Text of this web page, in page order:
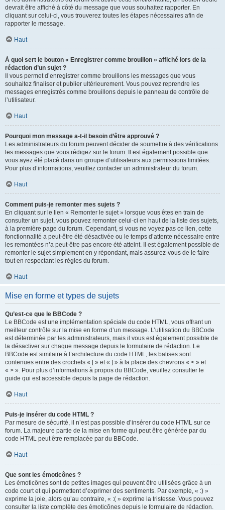
devrait être affiché à côté du message que vous souhaitez rapporter. En
cliquant sur celui-ci, vous trouverez toutes les étapes nécessaires afin de
rapporter le message.
Haut
À quoi sert le bouton « Enregistrer comme brouillon » affiché lors de la
rédaction d’un sujet ?
Il vous permet d’enregistrer comme brouillons les messages que vous
souhaitez finaliser et publier ultérieurement. Vous pouvez reprendre les
messages enregistrés comme brouillons depuis le panneau de contrôle de
l’utilisateur.
Haut
Pourquoi mon message a-t-il besoin d’être approuvé ?
Les administrateurs du forum peuvent décider de soumettre à des vérifications
les messages que vous rédigez sur le forum. Il est également possible que
vous ayez été placé dans un groupe d’utilisateurs aux permissions limitées.
Pour plus d’informations, veuillez contacter un administrateur du forum.
Haut
Comment puis-je remonter mes sujets ?
En cliquant sur le lien « Remonter le sujet » lorsque vous êtes en train de
consulter un sujet, vous pouvez remonter celui-ci en haut de la liste des sujets,
à la première page du forum. Cependant, si vous ne voyez pas ce lien, cette
fonctionnalité a peut-être été désactivée ou le temps d’attente nécessaire entre
les remontées n’a peut-être pas encore été atteint. Il est également possible de
remonter le sujet simplement en y répondant, mais assurez-vous de le faire
tout en respectant les règles du forum.
Haut
Mise en forme et types de sujets
Qu’est-ce que le BBCode ?
Le BBCode est une implémentation spéciale du code HTML, vous offrant un
meilleur contrôle sur la mise en forme d’un message. L’utilisation du BBCode
est déterminée par les administrateurs, mais il vous est également possible de
la désactiver sur chaque message depuis le formulaire de rédaction. Le
BBCode est similaire à l’architecture du code HTML, les balises sont
contenues entre des crochets « [ » et « ] » à la place des chevrons « < » et
« > ». Pour plus d’informations à propos du BBCode, veuillez consulter le
guide qui est accessible depuis la page de rédaction.
Haut
Puis-je insérer du code HTML ?
Par mesure de sécurité, il n’est pas possible d’insérer du code HTML sur ce
forum. La majeure partie de la mise en forme qui peut être générée par du
code HTML peut être remplacée par du BBCode.
Haut
Que sont les émoticônes ?
Les émoticônes sont de petites images qui peuvent être utilisées grâce à un
code court et qui permettent d’exprimer des sentiments. Par exemple, « :) »
exprime la joie, alors qu’au contraire, « :( » exprime la tristesse. Vous pouvez
consulter la liste complète des émoticônes depuis le formulaire de rédaction.